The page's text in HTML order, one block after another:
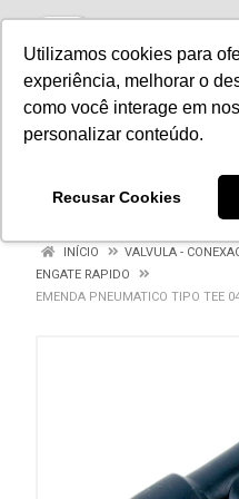
Utilizamos cookies para
experiência, melhorar o
como você interage em
personalizar conteúdo.
Recusar Cookies
INÍCIO
VALVULA -
ENGATE RAPIDO
EMENDA PNEUMATICO TIPO TEE